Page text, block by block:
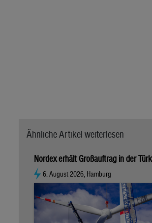
Ähnliche Artikel weiterlesen
Nordex erhält Großauftrag in der
6. August 2026, Hamburg